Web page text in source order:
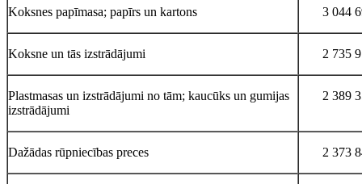
Koksnes papīmasa; papīrs un kartons 3 044
Koksne un tās izstrādājumi 2 735
Plastmasas un izstrādājumi no tām; kaucūks un gumijas
izstrādājumi
2 389
Dažādas rūpniecības preces 2 373